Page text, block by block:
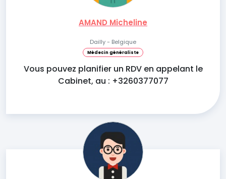
AMAND Micheline
Dailly - Belgique
Médecin généraliste
Vous pouvez planifier un RDV en appelant le
Cabinet, au : +3260377077